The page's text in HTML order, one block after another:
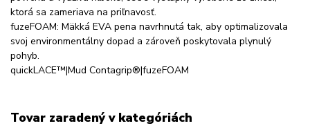
ktorá sa zameriava na priľnavosť.
fuzeFOAM: Mäkká EVA pena navrhnutá tak, aby optimalizovala
svoj environmentálny dopad a zároveň poskytovala plynulý
pohyb.
quickLACE™|Mud Contagrip®|fuzeFOAM
Tovar zaradený v kategóriách